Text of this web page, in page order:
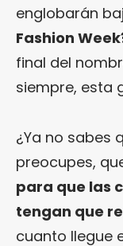
englobarán
Fashion
final del
siempre, esta
¿Ya no sabes
preocupes,
para que las
tengan que
cuanto llegue